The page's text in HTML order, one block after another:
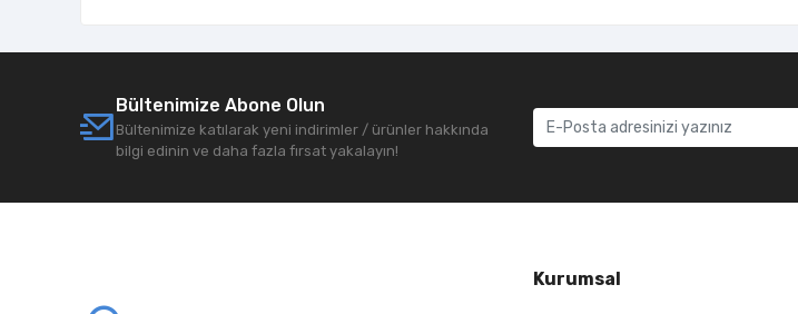
Bültenimize Abone Olun
Bültenimize katılarak yeni indirimler / ürünler hakkında
bilgi edinin ve daha fazla fırsat yakalayın!
Kurumsal